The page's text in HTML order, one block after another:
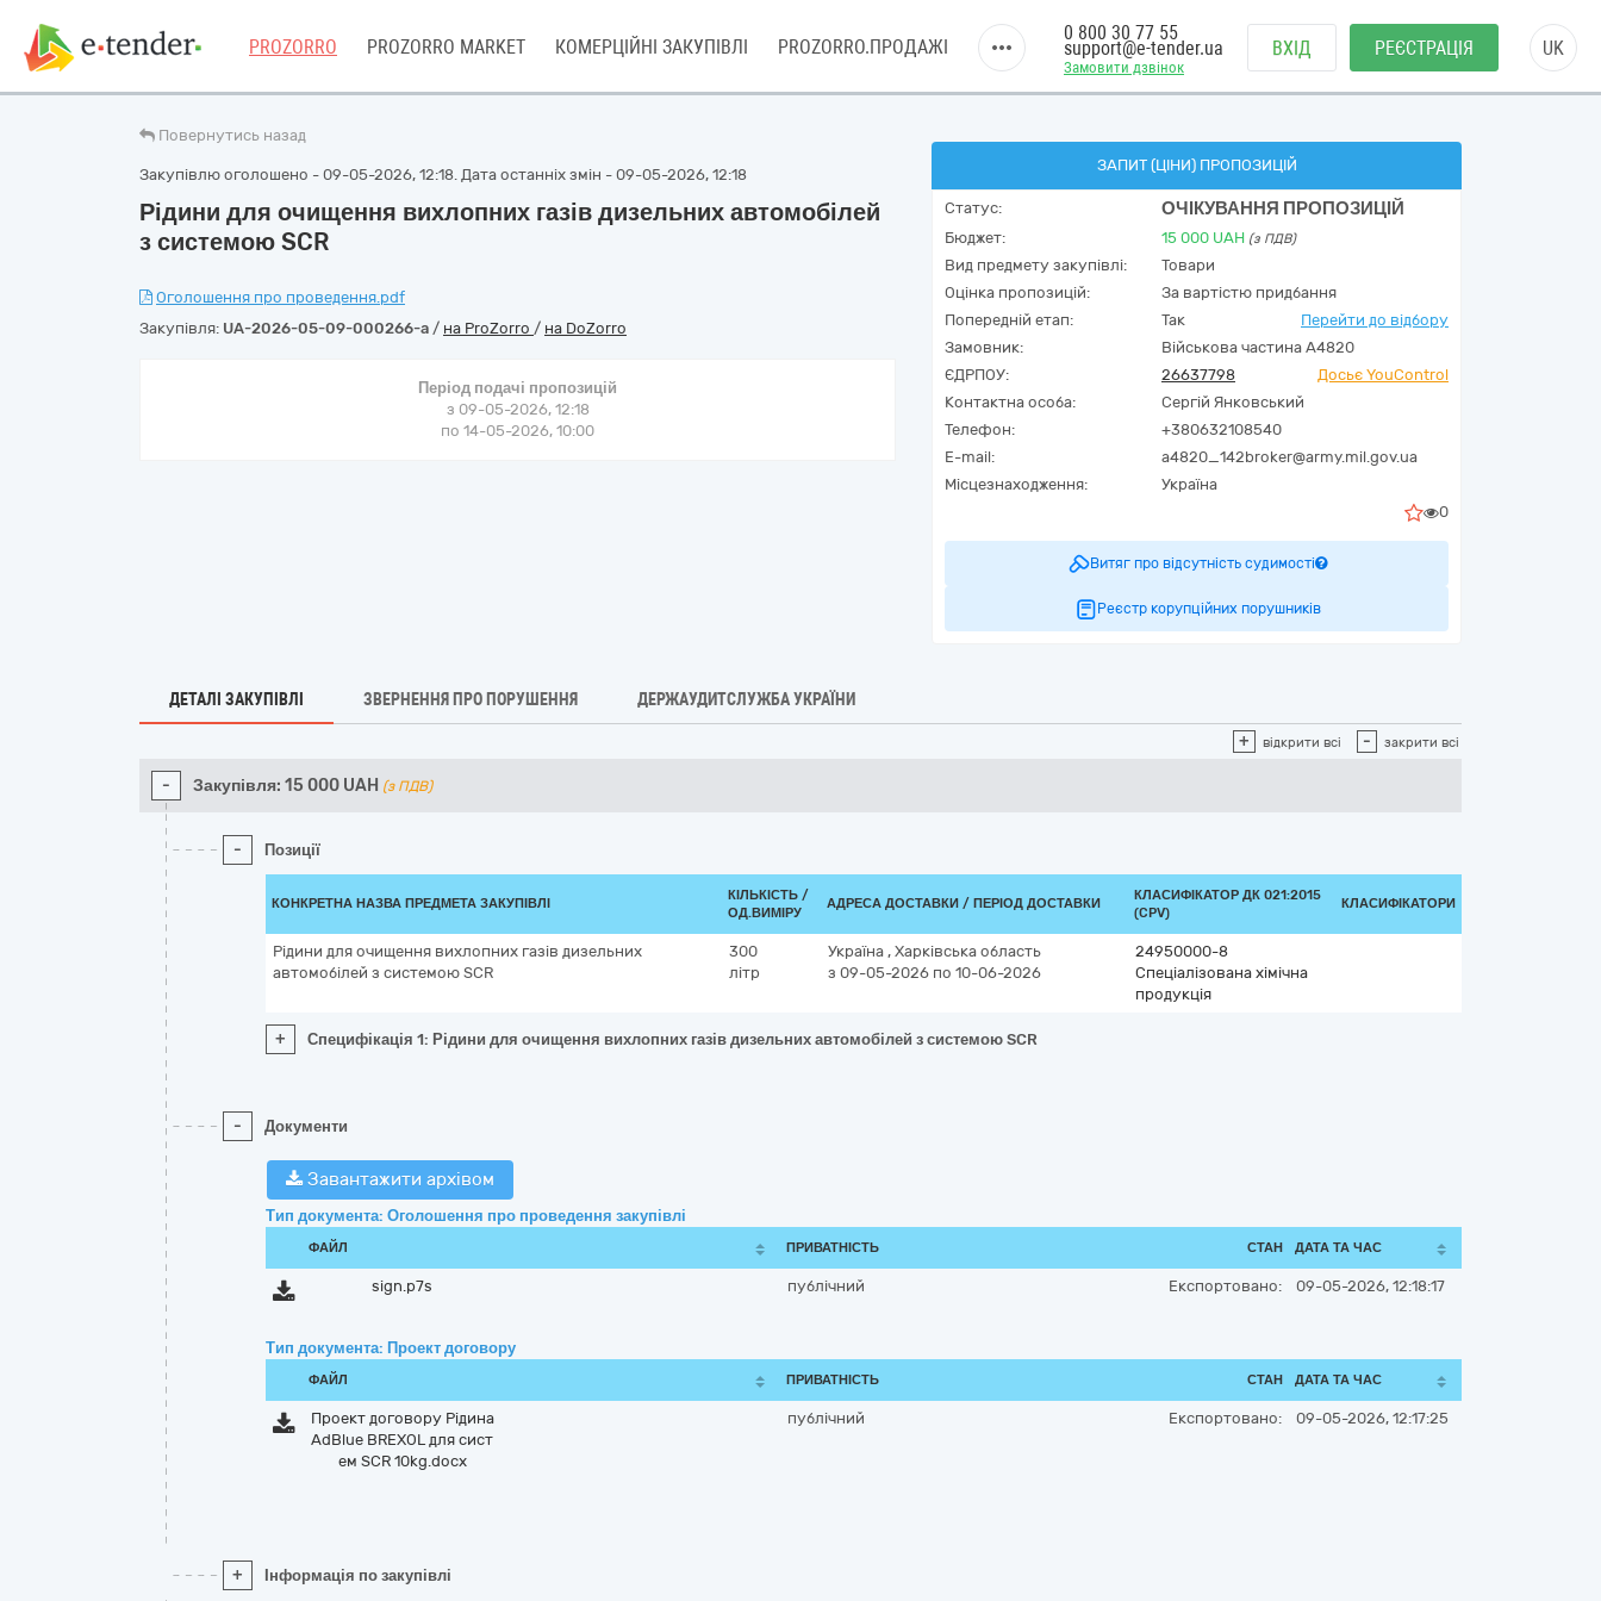
PROZORRO PROZORRO MARKET КОМЕРЦІЙНІ ЗАКУПІВЛІ PROZORRO.ПРОДАЖІ
Замовити дзвінок
0 800 30 77 55
support@e-tender.ua ВХІД РЕЄСТРАЦІЯ UK
Повернутись назад
Закупівлю оголошено - 09-05-2026, 12:18. Дата останніх змін - 09-05-2026, 12:18
Рідини для очищення вихлопних газів дизельних автомобілей
з системою SCR
Оголошення про проведення.pdf
Закупівля: UA-2026-05-09-000266-a / на ProZorro / на DoZorro
Період подачі пропозицій
з 09-05-2026, 12:18
по 14-05-2026, 10:00
ЗАПИТ (ЦІНИ) ПРОПОЗИЦІЙ
Статус: ОЧІКУВАННЯ ПРОПОЗИЦІЙ
Бюджет: 15 000 UAH (з ПДВ)
Вид предмету закупівлі:
Товари
Оцінка пропозицій:
За вартістю придбання
Попередній етап:
Так
Перейти до відбору
Замовник:
Військова частина А4820
ЄДРПОУ:
26637798
Досьє YouControl
Контактна особа:
Сергій Янковський
Телефон:
+380632108540
E-mail:
a4820_142broker@army.mil.gov.ua
Місцезнаходження:
Україна
0
Витяг про відсутність судимості
Реєстр корупційних порушників
ДЕТАЛІ ЗАКУПІВЛІ ЗВЕРНЕННЯ ПРО ПОРУШЕННЯ ДЕРЖАУДИТСЛУЖБА УКРАЇНИ
+ відкрити всі - закрити всі
- Закупівля: 15 000 UAH (з ПДВ)
- Позиції
КОНКРЕТНА НАЗВА ПРЕДМЕТА ЗАКУПІВЛІ
КІЛЬКІСТЬ /
ОД.ВИМІРУ
АДРЕСА ДОСТАВКИ / ПЕРІОД ДОСТАВКИ
КЛАСИФІКАТОР ДК 021:2015
(CPV)
КЛАСИФІКАТОРИ
Рідини для очищення вихлопних газів дизельних
автомобілей з системою SCR
300
літр
Україна , Харківська область
з 09-05-2026 по 10-06-2026
24950000-8
Спеціалізована хімічна
продукція
+ Специфікація 1: Рідини для очищення вихлопних газів дизельних автомобілей з системою SCR
- Документи
Завантажити архівом
Тип документа: Оголошення про проведення закупівлі
ФАЙЛ ПРИВАТНІСТЬ СТАН ДАТА ТА ЧАС
sign.p7s публічний Експортовано: 09-05-2026, 12:18:17
Тип документа: Проект договору
ФАЙЛ ПРИВАТНІСТЬ СТАН ДАТА ТА ЧАС
Проект договору Рідина
AdBlue BREXOL для сист
ем SCR 10kg.docx
публічний Експортовано: 09-05-2026, 12:17:25
+ Інформація по закупівлі